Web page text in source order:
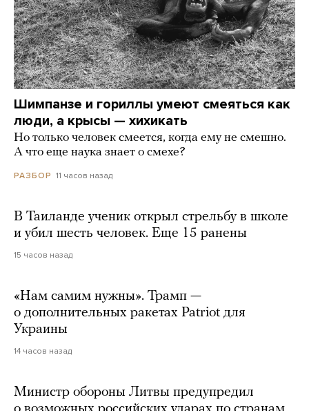
Шимпанзе и гориллы умеют смеяться как
люди, а крысы — хихикать
Но только человек смеется, когда ему не смешно.
А что еще наука знает о смехе?
РАЗБОР 11 часов назад
В Таиланде ученик открыл стрельбу в школе
и убил шесть человек. Еще 15 ранены
15 часов назад
«Нам самим нужны». Трамп —
о дополнительных ракетах Patriot для
Украины
14 часов назад
Министр обороны Литвы предупредил